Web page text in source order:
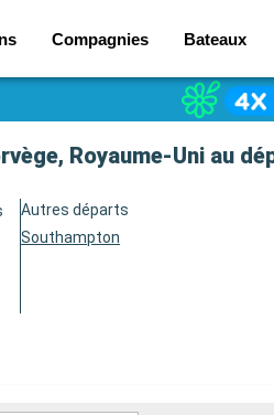
Compagnies Bateaux
Royaume-Uni au
Autres départs
Southampton